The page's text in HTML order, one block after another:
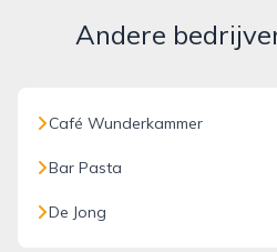
Andere
Café Wunderkammer
Bar Pasta
De Jong